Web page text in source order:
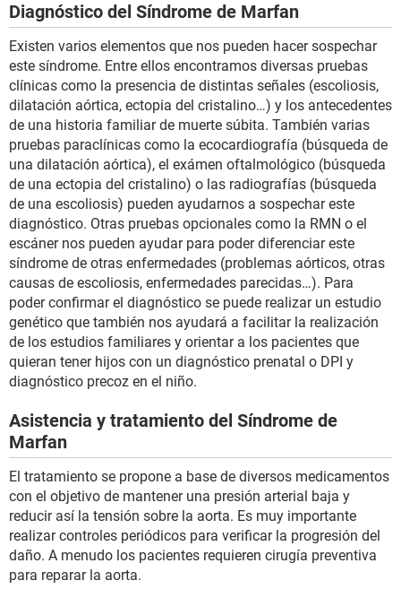
Diagnóstico del Síndrome de Marfan
Existen varios elementos que nos pueden hacer sospechar
este síndrome. Entre ellos encontramos diversas pruebas
clínicas como la presencia de distintas señales (escoliosis,
dilatación aórtica, ectopia del cristalino…) y los antecedentes
de una historia familiar de muerte súbita. También varias
pruebas paraclínicas como la ecocardiografía (búsqueda de
una dilatación aórtica), el exámen oftalmológico (búsqueda
de una ectopia del cristalino) o las radiografías (búsqueda
de una escoliosis) pueden ayudarnos a sospechar este
diagnóstico. Otras pruebas opcionales como la RMN o el
escáner nos pueden ayudar para poder diferenciar este
síndrome de otras enfermedades (problemas aórticos, otras
causas de escoliosis, enfermedades parecidas…). Para
poder confirmar el diagnóstico se puede realizar un estudio
genético que también nos ayudará a facilitar la realización
de los estudios familiares y orientar a los pacientes que
quieran tener hijos con un diagnóstico prenatal o DPI y
diagnóstico precoz en el niño.
Asistencia y tratamiento del Síndrome de
Marfan
El tratamiento se propone a base de diversos medicamentos
con el objetivo de mantener una presión arterial baja y
reducir así la tensión sobre la aorta. Es muy importante
realizar controles periódicos para verificar la progresión del
daño. A menudo los pacientes requieren cirugía preventiva
para reparar la aorta.